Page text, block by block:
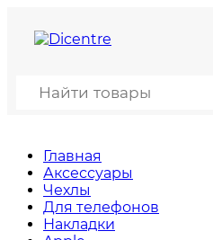
Главная
Аксессуары
Чехлы
Для телефонов
Накладки